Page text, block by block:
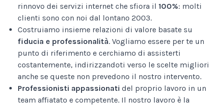
rinnovo dei servizi internet che sfiora il 100%: molti
clienti sono con noi dal lontano 2003.
Costruiamo insieme relazioni di valore basate su
fiducia e professionalità. Vogliamo essere per te un
punto di riferimento e cerchiamo di assisterti
costantemente, indirizzandoti verso le scelte migliori
anche se queste non prevedono il nostro intervento.
Professionisti appassionati del proprio lavoro in un
team affiatato e competente. Il nostro lavoro è la